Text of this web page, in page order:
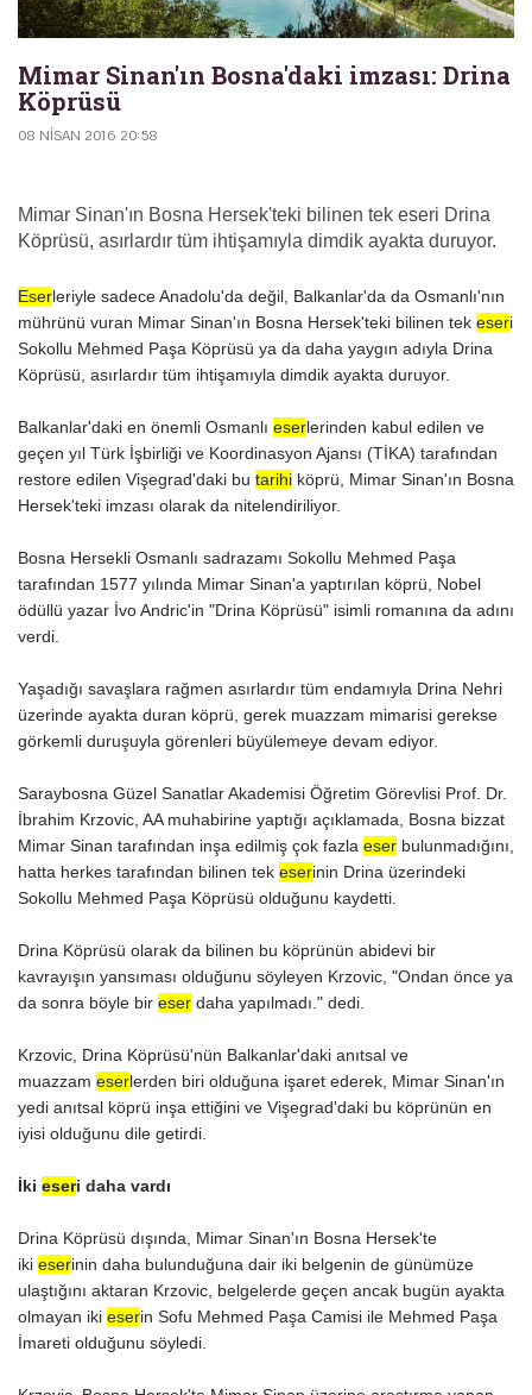
Mimar Sinan'ın Bosna'daki imzası: Drina
Köprüsü
08 NISAN 2016 20:58
Mimar Sinan'ın Bosna Hersek'teki bilinen tek eseri Drina
Köprüsü, asırlardır tüm ihtişamıyla dimdik ayakta duruyor.
Eserleriyle sadece Anadolu'da değil, Balkanlar'da da Osmanlı'nın
mührünü vuran Mimar Sinan'ın Bosna Hersek'teki bilinen tek eseri
Sokollu Mehmed Paşa Köprüsü ya da daha yaygın adıyla Drina
Köprüsü, asırlardır tüm ihtişamıyla dimdik ayakta duruyor.
Balkanlar'daki en önemli Osmanlı eserlerinden kabul edilen ve
geçen yıl Türk İşbirliği ve Koordinasyon Ajansı (TİKA) tarafından
restore edilen Vişegrad'daki bu tarihi köprü, Mimar Sinan'ın Bosna
Hersek'teki imzası olarak da nitelendiriliyor.
Bosna Hersekli Osmanlı sadrazamı Sokollu Mehmed Paşa
tarafından 1577 yılında Mimar Sinan'a yaptırılan köprü, Nobel
ödüllü yazar İvo Andric'in "Drina Köprüsü" isimli romanına da adını
verdi.
Yaşadığı savaşlara rağmen asırlardır tüm endamıyla Drina Nehri
üzerinde ayakta duran köprü, gerek muazzam mimarisi gerekse
görkemli duruşuyla görenleri büyülemeye devam ediyor.
Saraybosna Güzel Sanatlar Akademisi Öğretim Görevlisi Prof. Dr.
İbrahim Krzovic, AA muhabirine yaptığı açıklamada, Bosna bizzat
Mimar Sinan tarafından inşa edilmiş çok fazla eser bulunmadığını,
hatta herkes tarafından bilinen tek eserinin Drina üzerindeki
Sokollu Mehmed Paşa Köprüsü olduğunu kaydetti.
Drina Köprüsü olarak da bilinen bu köprünün abidevi bir
kavrayışın yansıması olduğunu söyleyen Krzovic, "Ondan önce ya
da sonra böyle bir eser daha yapılmadı." dedi.
Krzovic, Drina Köprüsü'nün Balkanlar'daki anıtsal ve
muazzam eserlerden biri olduğuna işaret ederek, Mimar Sinan'ın
yedi anıtsal köprü inşa ettiğini ve Vişegrad'daki bu köprünün en
iyisi olduğunu dile getirdi.
İki eseri daha vardı
Drina Köprüsü dışında, Mimar Sinan'ın Bosna Hersek'te
iki eserinin daha bulunduğuna dair iki belgenin de günümüze
ulaştığını aktaran Krzovic, belgelerde geçen ancak bugün ayakta
olmayan iki eserin Sofu Mehmed Paşa Camisi ile Mehmed Paşa
İmareti olduğunu söyledi.